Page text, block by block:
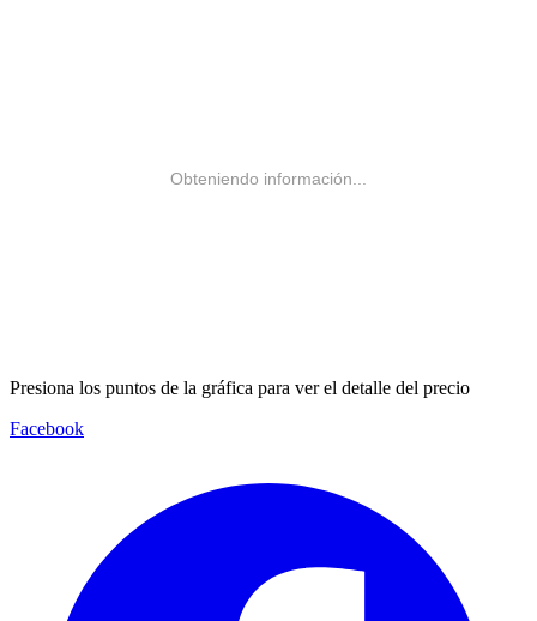
Obteniendo información...
Presiona los puntos de la gráfica para ver el detalle del precio
Facebook